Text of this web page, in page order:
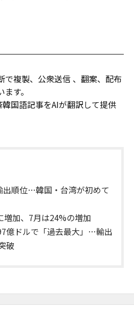
で複製、公衆送信 、翻案、配布
す。
国語記事をAIが翻訳して提供
出順位…韓国・台湾が初めて
増加、7月は24%の増加
億ドルで「過去最大」…輸出
破